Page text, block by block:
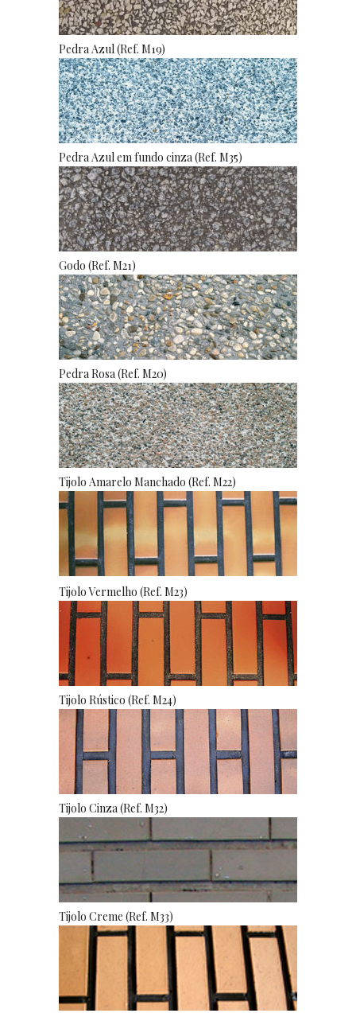
Pedra Azul (Ref. M19)
Pedra Azul em fundo cinza (Ref. M35)
Godo (Ref. M21)
Pedra Rosa (Ref. M20)
Tijolo Amarelo Manchado (Ref. M22)
Tijolo Vermelho (Ref. M23)
Tijolo Rústico (Ref. M24)
Tijolo Cinza (Ref. M32)
Tijolo Creme (Ref. M33)